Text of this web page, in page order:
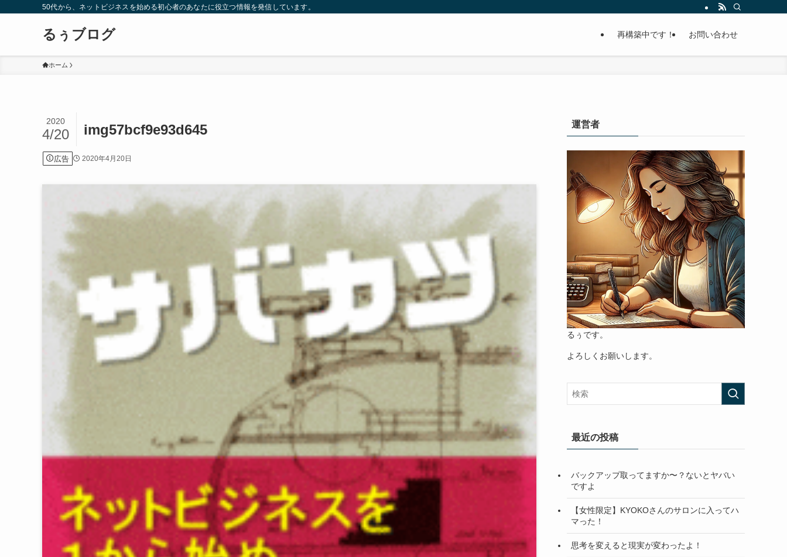
50代から、ネットビジネスを始める初心者のあなたに役立つ情報を発信しています。
るぅブログ 再構築中です！ お問い合わせ
ホーム
img57bcf9e93d645
2020
4/20
広告 2020年4月20日
運営者
るぅです。
よろしくお願いします。
最近の投稿
バックアップ取ってますか〜？ないとヤバい
ですよ
【女性限定】KYOKOさんのサロンに入ってハ
マった！
思考を変えると現実が変わったよ！